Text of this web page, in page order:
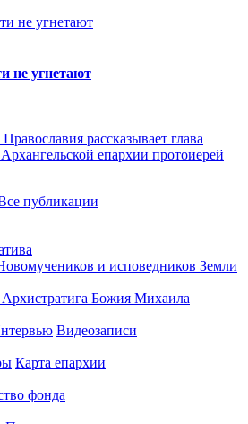
не угнетают
рассказывает глава
епархии протоиерей
публикации
Видеозаписи
Карта епархии
фонда